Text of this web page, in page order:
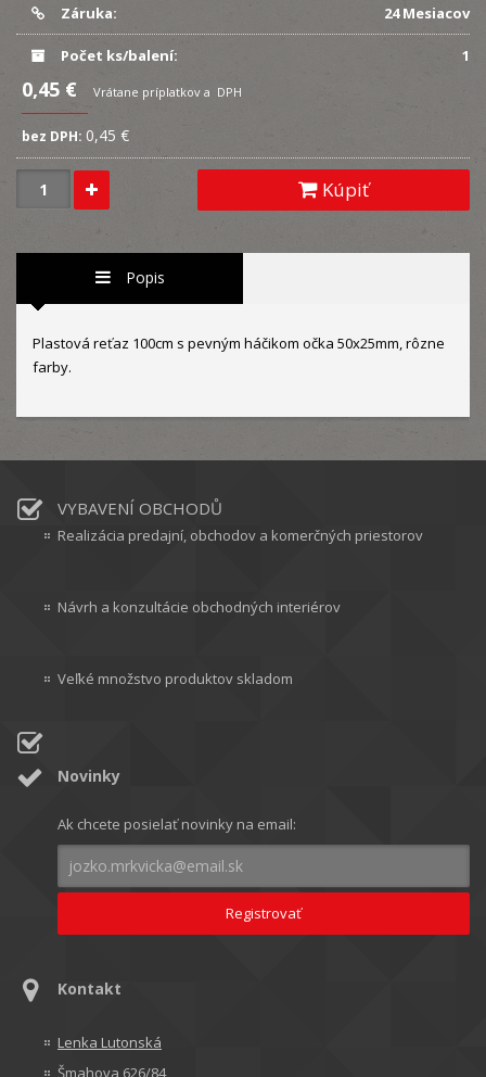
Záruka: 24 Mesiacov
Počet ks/balení: 1
0,45 € Vrátane príplatkov a DPH
bez DPH: 0,45 €
Kúpiť
Popis
Plastová reťaz 100cm s pevným háčikom očka 50x25mm, rôzne
farby.
VYBAVENÍ OBCHODŮ
Realizácia predajní, obchodov a komerčných priestorov
Návrh a konzultácie obchodných interiérov
Veľké množstvo produktov skladom
Novinky
Ak chcete posielať novinky na email:
Kontakt
Lenka Lutonská
Šmahova 626/84